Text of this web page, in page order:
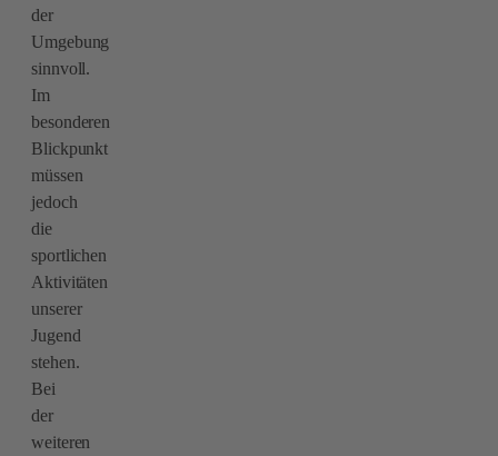
der
Umgebung
sinnvoll.
Im
besonderen
Blickpunkt
müssen
jedoch
die
sportlichen
Aktivitäten
unserer
Jugend
stehen.
Bei
der
weiteren